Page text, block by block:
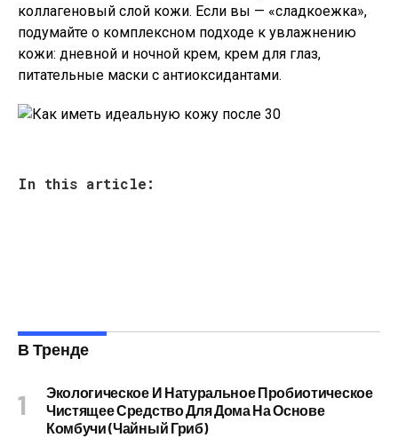
коллагеновый слой кожи. Если вы — «сладкоежка»,
подумайте о комплексном подходе к увлажнению
кожи: дневной и ночной крем, крем для глаз,
питательные маски с антиоксидантами.
In this article:
В Тренде
Экологическое И Натуральное Пробиотическое
Чистящее Средство Для Дома На Основе
Комбучи (чайный Гриб)